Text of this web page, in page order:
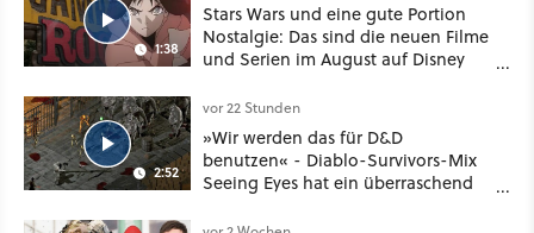
1:38
Stars Wars und eine gute Portion
Nostalgie: Das sind die neuen Filme
und Serien im August auf Disney
2:52
vor 22 Stunden
»Wir werden das für D&D
benutzen« - Diablo-Survivors-Mix
Seeing Eyes hat ein überraschend